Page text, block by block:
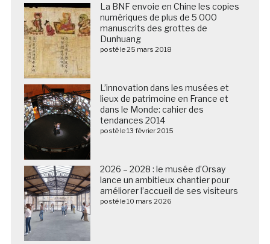
La BNF envoie en Chine les copies
numériques de plus de 5 000
manuscrits des grottes de
Dunhuang
posté le 25 mars 2018
L’innovation dans les musées et
lieux de patrimoine en France et
dans le Monde: cahier des
tendances 2014
posté le 13 février 2015
2026 – 2028 : le musée d’Orsay
lance un ambitieux chantier pour
améliorer l’accueil de ses visiteurs
posté le 10 mars 2026